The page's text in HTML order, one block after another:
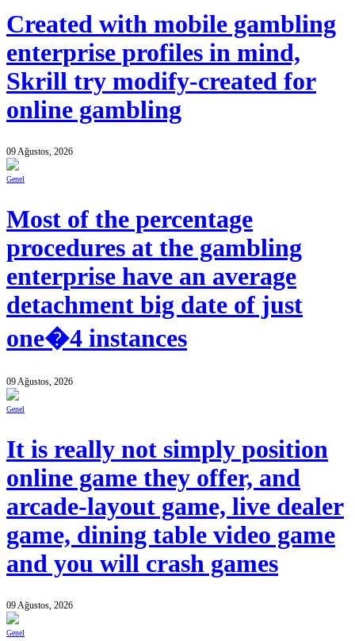
Created with mobile gambling
enterprise profiles in mind,
Skrill try modify-created for
online gambling
09 Ağustos, 2026
Genel
Most of the percentage
procedures at the gambling
enterprise have an average
detachment big date of just
one�4 instances
09 Ağustos, 2026
Genel
It is really not simply position
online game they offer, and
arcade-layout game, live dealer
game, dining table video game
and you will crash games
09 Ağustos, 2026
Genel